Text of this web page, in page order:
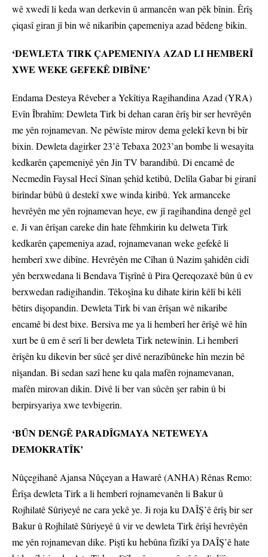
wê xwedî li keda wan derkevin û armancên wan pêk bînin. Êrîş
çiqasî giran jî bin wê nikaribin çapemeniya azad bêdeng bikin.
‘DEWLETA TIRK ÇAPEMENIYA AZAD LI HEMBERÎ
XWE WEKE GEFEKÊ DIBÎNE’
Endama Desteya Rêveber a Yekîtiya Ragihandina Azad (YRA)
Evîn Îbrahîm: Dewleta Tirk bi dehan caran êrîş bir ser hevrêyên
me yên rojnamevan. Ne pêwîste mirov dema gelekî kevn bi bîr
bixin. Dewleta dagirker 23’ê Tebaxa 2023’an bombe li wesayita
kedkarên çapemeniyê yên Jin TV barandibû. Di encamê de
Necmedîn Faysal Hecî Sînan şehîd ketibû, Delîla Gabar bi giranî
birîndar bûbû û destekî xwe winda kiribû. Yek armanceke
hevrêyên me yên rojnamevan heye, ew jî ragihandina dengê gel
e. Ji van êrîşan careke din hate fêhmkirin ku delweta Tirk
kedkarên çapemeniya azad, rojnamevanan weke gefekê li
hemberî xwe dibîne. Hevrêyên me Cîhan û Nazim şahidên cidî
yên berxwedana li Bendava Tişrînê û Pira Qereqozaxê bûn û ev
berxwedan radigihandin. Têkoşîna ku dihate kirin kêlî bi kêlî
bêtirs dişopandin. Dewleta Tirk bi van êrîşan wê nikaribe
encamê bi dest bixe. Bersiva me ya li hemberî her êrîşê wê hîn
xurt be û em ê serî li ber dewleta Tirk netewînin. Li hemberî
êrîşên ku dikevin ber sûcê şer divê nerazîbûneke hîn mezin bê
nîşandan. Bi sedan sazî hene ku qala mafên rojnamevanan,
mafên mirovan dikin. Divê li ber van sûcên şer rabin û bi
berpirsyariya xwe tevbigerin.
‘BÛN DENGÊ PARADÎGMAYA NETEWEYA
DEMOKRATÎK’
Nûçegihanê Ajansa Nûçeyan a Hawarê (ANHA) Rênas Remo:
Êrîşa dewleta Tirk a li hemberî rojnamevanên li Bakur û
Rojhilatê Sûriyeyê ne cara yekê ye. Ji roja ku DAÎŞ’ê êrîş bir ser
Bakur û Rojhilatê Sûriyeyê û vir ve dewleta Tirk êrîşî hevrêyên
me yên rojnamevan dike. Piştî ku hebûna fîzîkî ya DAÎŞ’ê hate